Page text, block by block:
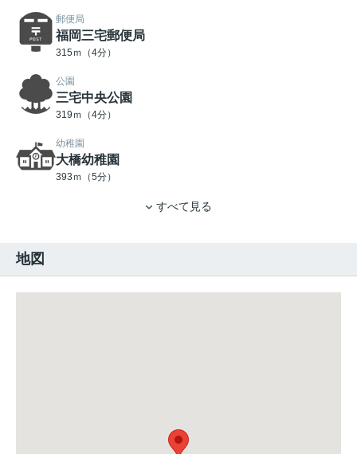
郵便局
福岡三宅郵便局
315ｍ（4分）
公園
三宅中央公園
319ｍ（4分）
幼稚園
大橋幼稚園
393ｍ（5分）
すべて見る
地図